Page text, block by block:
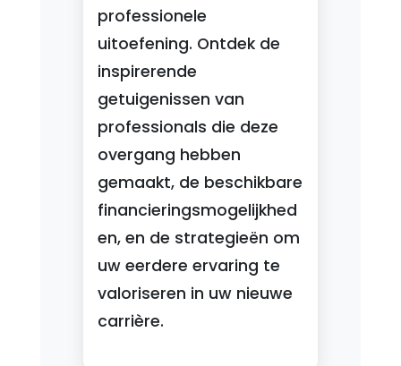
professionele
uitoefening. Ontdek de
inspirerende
getuigenissen van
professionals die deze
overgang hebben
gemaakt, de beschikbare
financieringsmogelijkhed
en, en de strategieën om
uw eerdere ervaring te
valoriseren in uw nieuwe
carrière.